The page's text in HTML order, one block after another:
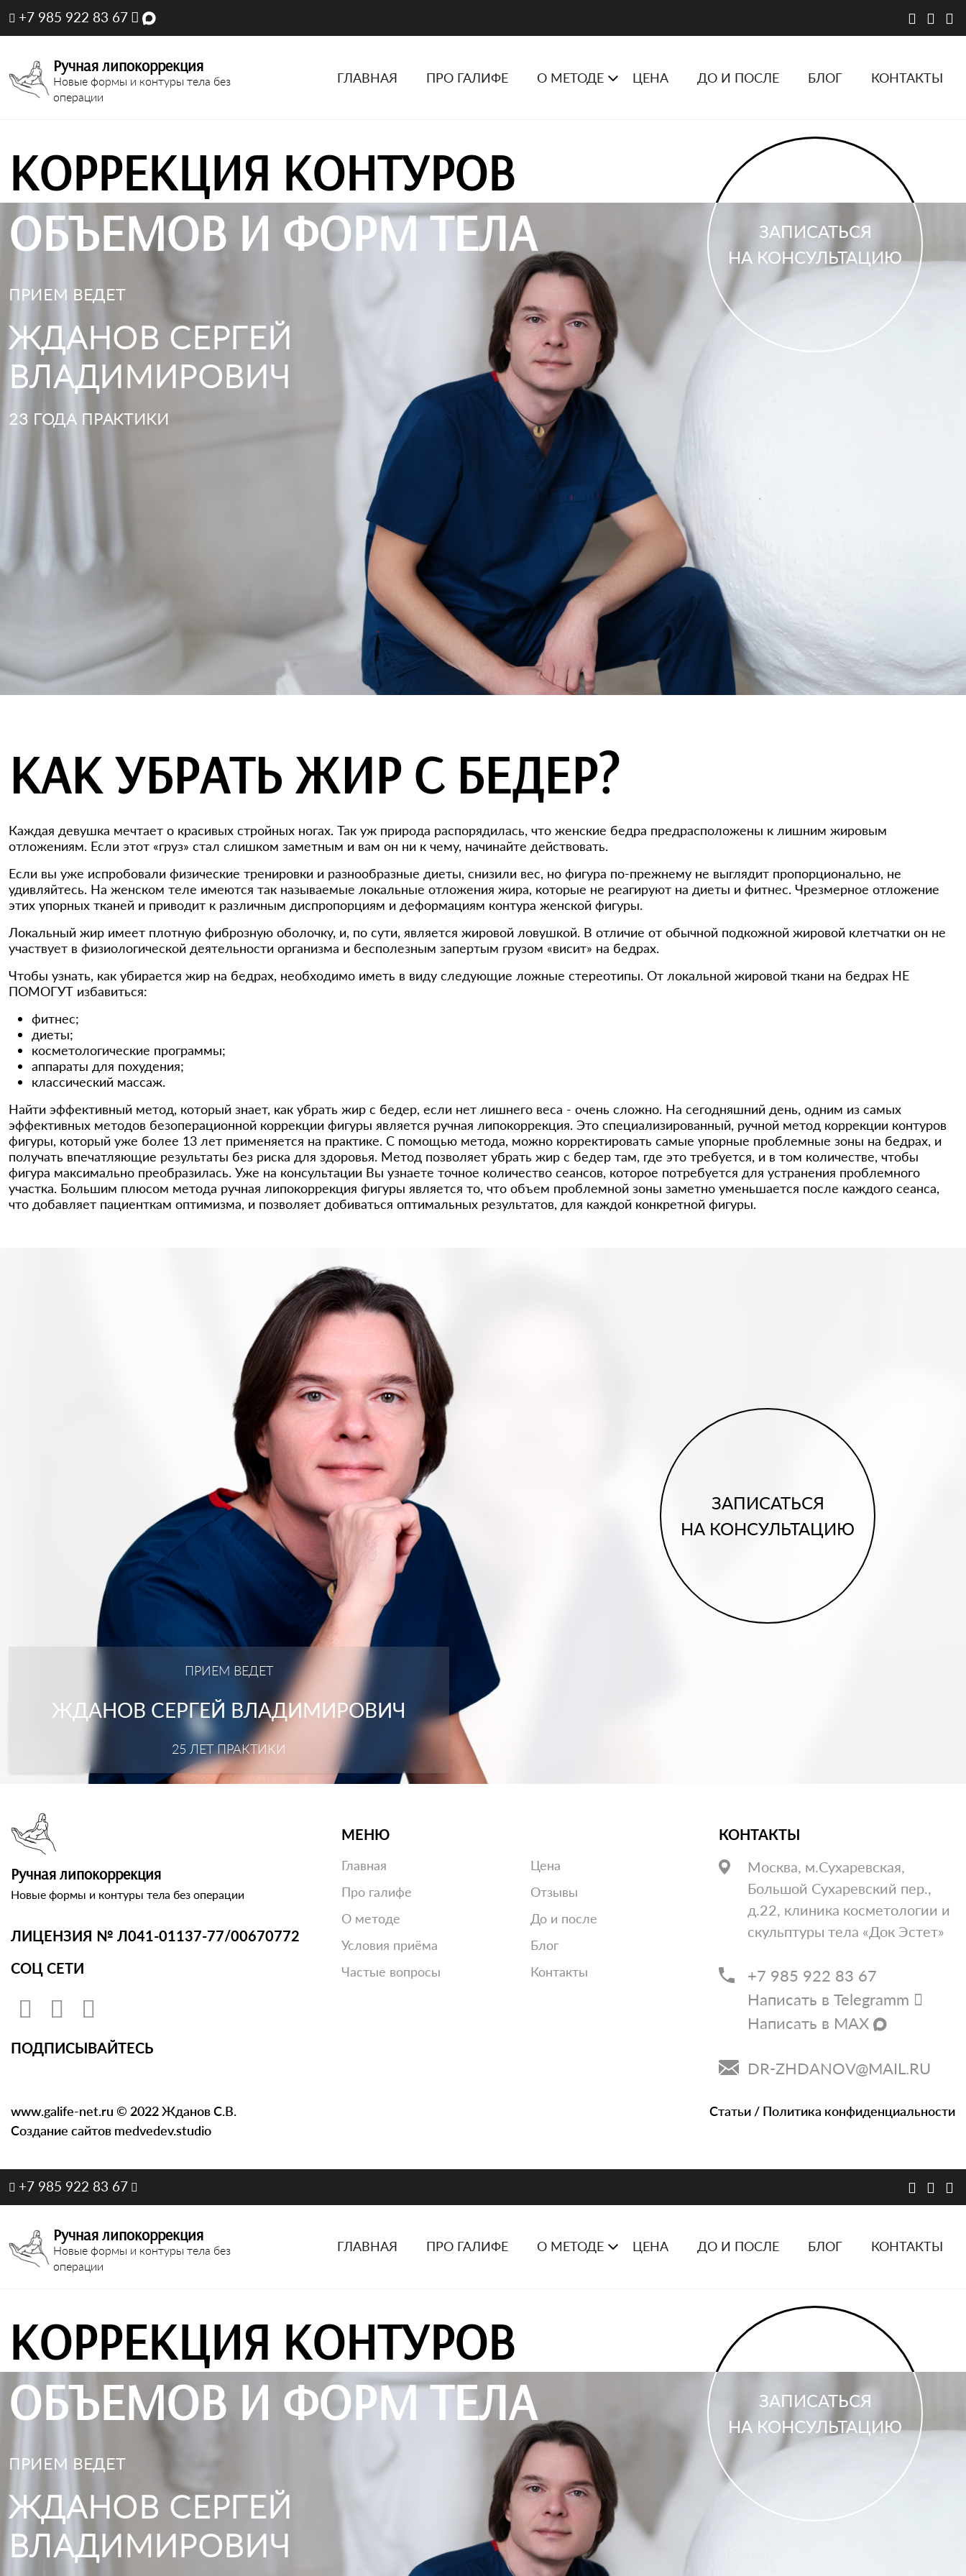
+7 985 922 83 67
Ручная липокоррекция
Новые формы и контуры тела без
операции
ГЛАВНАЯ ПРО ГАЛИФЕ О МЕТОДЕ ЦЕНА ДО И ПОСЛЕ БЛОГ КОНТАКТЫ
КОРРЕКЦИЯ КОНТУРОВ
ОБЪЕМОВ И ФОРМ ТЕЛА
ПРИЕМ ВЕДЕТ
ЖДАНОВ СЕРГЕЙ
ВЛАДИМИРОВИЧ
23 ГОДА ПРАКТИКИ
ЗАПИСАТЬСЯ
НА КОНСУЛЬТАЦИЮ
КАК УБРАТЬ ЖИР С БЕДЕР?
Каждая девушка мечтает о красивых стройных ногах. Так уж природа распорядилась, что женские бедра предрасположены к лишним жировым
отложениям. Если этот «груз» стал слишком заметным и вам он ни к чему, начинайте действовать.
Если вы уже испробовали физические тренировки и разнообразные диеты, снизили вес, но фигура по-прежнему не выглядит пропорционально, не
удивляйтесь. На женском теле имеются так называемые локальные отложения жира, которые не реагируют на диеты и фитнес. Чрезмерное отложение
этих упорных тканей и приводит к различным диспропорциям и деформациям контура женской фигуры.
Локальный жир имеет плотную фиброзную оболочку, и, по сути, является жировой ловушкой. В отличие от обычной подкожной жировой клетчатки он не
участвует в физиологической деятельности организма и бесполезным запертым грузом «висит» на бедрах.
Чтобы узнать, как убирается жир на бедрах, необходимо иметь в виду следующие ложные стереотипы. От локальной жировой ткани на бедрах НЕ
ПОМОГУТ избавиться:
фитнес;
диеты;
косметологические программы;
аппараты для похудения;
классический массаж.
Найти эффективный метод, который знает, как убрать жир с бедер, если нет лишнего веса - очень сложно. На сегодняшний день, одним из самых
эффективных методов безоперационной коррекции фигуры является ручная липокоррекция. Это специализированный, ручной метод коррекции контуров
фигуры, который уже более 13 лет применяется на практике. С помощью метода, можно корректировать самые упорные проблемные зоны на бедрах, и
получать впечатляющие результаты без риска для здоровья. Метод позволяет убрать жир с бедер там, где это требуется, и в том количестве, чтобы
фигура максимально преобразилась. Уже на консультации Вы узнаете точное количество сеансов, которое потребуется для устранения проблемного
участка. Большим плюсом метода ручная липокоррекция фигуры является то, что объем проблемной зоны заметно уменьшается после каждого сеанса,
что добавляет пациенткам оптимизма, и позволяет добиваться оптимальных результатов, для каждой конкретной фигуры.
ПРИЕМ ВЕДЕТ
ЖДАНОВ СЕРГЕЙ ВЛАДИМИРОВИЧ
25 ЛЕТ ПРАКТИКИ
ЗАПИСАТЬСЯ
НА КОНСУЛЬТАЦИЮ
Ручная липокоррекция
Новые формы и контуры тела без операции
ЛИЦЕНЗИЯ № Л041-01137-77/00670772
СОЦ СЕТИ
ПОДПИСЫВАЙТЕСЬ
МЕНЮ
Главная
Про галифе
О методе
Условия приёма
Частые вопросы
Цена
Отзывы
До и после
Блог
Контакты
КОНТАКТЫ
Москва, м.Сухаревская,
Большой Сухаревский пер.,
д.22, клиника косметологии и
скульптуры тела «Док Эстет»
+7 985 922 83 67
Написать в Telegramm
Написать в MAX
DR-ZHDANOV@MAIL.RU
www.galife-net.ru © 2022 Жданов С.В.
Создание сайтов medvedev.studio
Статьи / Политика конфиденциальности
+7 985 922 83 67
Ручная липокоррекция
Новые формы и контуры тела без
операции
ГЛАВНАЯ ПРО ГАЛИФЕ О МЕТОДЕ ЦЕНА ДО И ПОСЛЕ БЛОГ КОНТАКТЫ
КОРРЕКЦИЯ КОНТУРОВ
ОБЪЕМОВ И ФОРМ ТЕЛА
ПРИЕМ ВЕДЕТ
ЖДАНОВ СЕРГЕЙ
ВЛАДИМИРОВИЧ
ЗАПИСАТЬСЯ
НА КОНСУЛЬТАЦИЮ